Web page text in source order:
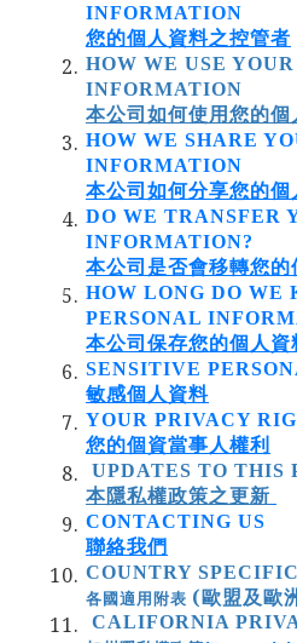
INFORMATION
您的個人資料之控管者
HOW WE USE
INFORMATION
本公司如何使用您的個
HOW WE SHARE
INFORMATION
本公司如何分享您的個
DO WE TRANSFER
INFORMATION?
本公司是否會移轉您的
HOW LONG DO WE
PERSONAL
本公司保存您的個人資
SENSITIVE
敏感個人資料
YOUR PRIVACY
您的個資當事人權利
UPDATES TO THIS
本隱私權政策之更新
CONTACTING US
聯絡我們
COUNTRY
各國適用附表 (歐盟及歐
CALIFORNIA